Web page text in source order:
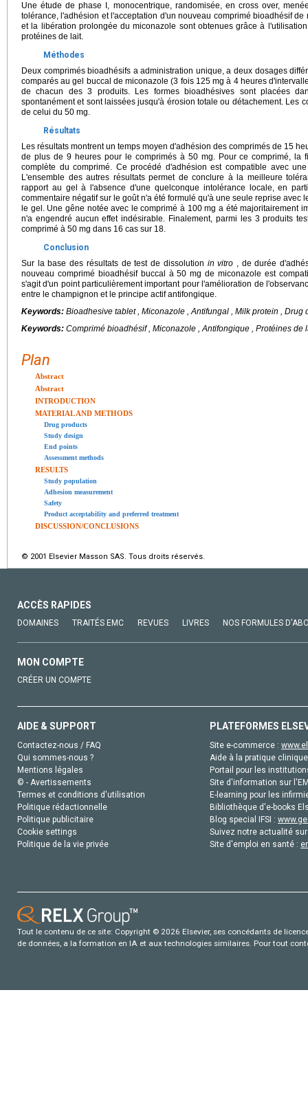
Une étude de phase I, monocentrique, randomisée, en cross over,
tolérance, l'adhésion et l'acceptation d'un nouveau comprimé bioadhésif
et la libération prolongée du miconazole sont obtenues grâce à
protéines de lait.
Méthodes
Deux comprimés bioadhésifs a administration unique, a deux dosages
comparés au gel buccal de miconazole (3 fois 125 mg à 4 heures
de chacun des 3 produits. Les formes bioadhésives sont placées
spontanément et sont laissées jusqu'à érosion totale ou détachement. Les
de celui du 50 mg.
Résultats
Les résultats montrent un temps moyen d'adhésion des comprimés de 15
de plus de 9 heures pour le comprimés à 50 mg. Pour ce comprimé, la
complète du comprimé. Ce procédé d'adhésion est compatible avec
L'ensemble des autres résultats permet de conclure à la meilleure
rapport au gel à l'absence d'une quelconque intolérance locale, en
commentaire négatif sur le goût n'a été formulé qu'à une seule reprise avec
le gel. Une gêne notée avec le comprimé à 100 mg a été majoritairement
n'a engendré aucun effet indésirable. Finalement, parmi les 3 produits
comprimé à 50 mg dans 16 cas sur 18.
Conclusion
Sur la base des résultats de test de dissolution in vitro , de durée
nouveau comprimé bioadhésif buccal à 50 mg de miconazole est
s'agit d'un point particulièrement important pour l'amélioration de
entre le champignon et le principe actif antifongique.
Keywords: Bioadhesive tablet , Miconazole , Antifungal , Milk protein , Drug
Keywords: Comprimé bioadhésif , Miconazole , Antifongique , Protéines de
Plan
Abstract
Abstract
INTRODUCTION
MATERIAL AND METHODS
Drug products
Study design
End points
Assessment methods
RESULTS
Study population
Adhesion measurement
Safety
Product acceptability and preferred treatment
DISCUSSION/CONCLUSIONS
© 2001 Elsevier Masson SAS. Tous droits réservés.
ACCÈS RAPIDES
DOMAINES TRAITÉS EMC REVUES LIVRES NOS FORMULES
MON COMPTE
CRÉER UN COMPTE
AIDE & SUPPORT
Contactez-nous / FAQ
Qui sommes-nous ?
Mentions légales
© - Avertissements
Termes et conditions d'utilisation
Politique rédactionnelle
Politique publicitaire
Cookie settings
Politique de la vie privée
PLATEFORMES
Site e-commerce :
Aide à la pratique
Portail pour les
Site d'information sur
E-learning pour les
Bibliothèque d'e-books
Blog special IFSI :
Suivez notre actualité
Site d'emploi en santé :
Tout le contenu de ce site: Copyright © 2026 Elsevier, ses concédants de
de données, a la formation en IA et aux technologies similaires. Pour tout